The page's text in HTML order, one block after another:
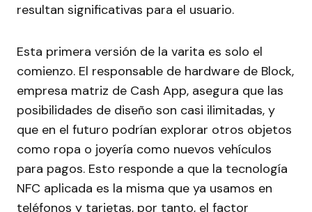
resultan significativas para el usuario.
Esta primera versión de la varita es solo el
comienzo. El responsable de hardware de Block,
empresa matriz de Cash App, asegura que las
posibilidades de diseño son casi ilimitadas, y
que en el futuro podrían explorar otros objetos
como ropa o joyería como nuevos vehículos
para pagos. Esto responde a que la tecnología
NFC aplicada es la misma que ya usamos en
teléfonos y tarjetas, por tanto, el factor